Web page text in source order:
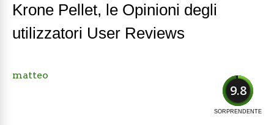
Krone Pellet, le Opinioni degli
utilizzatori User Reviews
9.8
SORPRENDENTE
matteo